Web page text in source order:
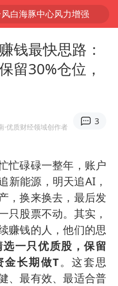
0-3不敌张本智和
宜宾高县4.9级地震致1死
正说向鹏打得很窝囊
国防部：中国军队坚决反制任何闹海挑衅图谋
陈幸同晋级WTT横滨冠军赛8强
宇树科技中一签需缴款7.54万元
两名乘客在飞机上因调节座椅起冲突
女儿为争财产堵门阻挠父亲出殡
日立秋你咬秋了吗
基础开新局
钱最快思路：
留30%仓位，
·优质财经领域创作者
3
忙碌碌一整年，账户
新能源，明天追AI，
，换来换去，最后发
只股票不动。其实，
赚钱的人，他们的思
选一只优质股，保留
金长期做T。这套思
、最有效、最适合普